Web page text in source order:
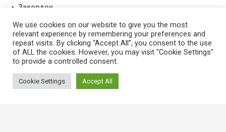
Закордон
Підпишіться
Зв'язок з нами
We use cookies on our website to give you the most
relevant experience by remembering your preferences and
repeat visits. By clicking “Accept All”, you consent to the use
of ALL the cookies. However, you may visit "Cookie Settings"
to provide a controlled consent.
Cookie Settings Accept All